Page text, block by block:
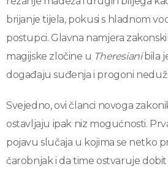
brijanje tijela, pokusi s hladnom
postupci. Glavna namjera
magijske zločine u Theresianibila
događaju suđenja i progoni
Svejedno, ovi članci novoga
ostavljaju ipak niz mogućnosti.
pojavu slučaja u kojima se netko
čarobnjak i da time ostvaruje